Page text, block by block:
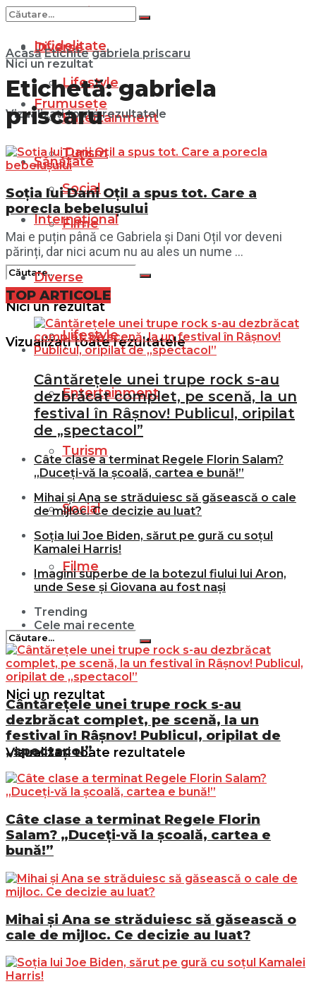
Internațional
Diverse
Lifestyle
Entertainment
Turism
Social
Filme
Nici un rezultat
Vizualizați toate rezultatele
Infidelitate
Frumusețe
Sănătate
Internațional
Diverse
Lifestyle
Entertainment
Turism
Social
Filme
Nici un rezultat
Vizualizați toate rezultatele
Nici un rezultat
Vizualizați toate rezultatele
Acasă Etichite gabriela priscaru
Etichetă:gabriela
priscaru
Soția lui Dani Oțil a spus tot. Care a
porecla bebelușului
Mai e puțin până ce Gabriela și Dani Oțil vor deveni
părinți, dar nici acum nu au ales un nume ...
TOP ARTICOLE
Cântărețele unei trupe rock s-au
dezbrăcat complet, pe scenă, la un
festival în Râșnov! Publicul, oripilat
de „spectacol”
Câte clase a terminat Regele Florin Salam?
„Duceți-vă la școală, cartea e bună!”
Mihai și Ana se străduiesc să găsească o cale
de mijloc. Ce decizie au luat?
Soția lui Joe Biden, sărut pe gură cu soțul
Kamalei Harris!
Imagini superbe de la botezul fiului lui Aron,
unde Sese și Giovana au fost nași
Trending
Cele mai recente
Cântărețele unei trupe rock s-au
dezbrăcat complet, pe scenă, la un
festival în Râșnov! Publicul, oripilat de
„spectacol”
Câte clase a terminat Regele Florin
Salam? „Duceți-vă la școală, cartea e
bună!”
Mihai și Ana se străduiesc să găsească o
cale de mijloc. Ce decizie au luat?